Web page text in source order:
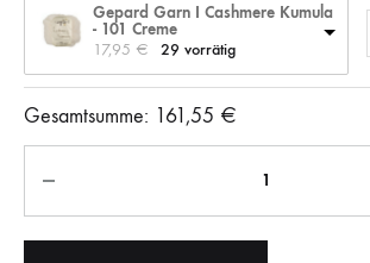
Gepard Garn I Cashmere Kumula
- 101 Creme
17,95 € 29 vorrätig
Gesamtsumme: 161,55 €
Anzahl